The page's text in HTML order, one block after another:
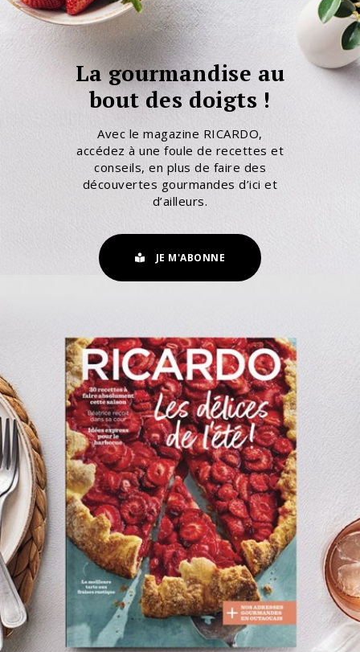
La gourmandise au
bout des doigts !
Avec le magazine RICARDO,
accédez à une foule de recettes et
conseils, en plus de faire des
découvertes gourmandes d’ici et
d’ailleurs.
JE M'ABONNE